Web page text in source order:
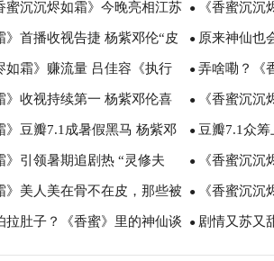
先知!
蜜沉沉烬如霜》今晚亮相江苏 ● 《香蜜沉
告相爱相杀
》首播收视告捷 杨紫邓伦“皮 ● 原来神仙也
太好玩了！
如霜》赚流量 吕佳容《执行 ● 弄啥嘞？《
方言6到飞起
》收视持续第一 杨紫邓伦喜 ● 《香蜜沉
pick一下
》豆瓣7.1成暑假黑马 杨紫邓 ● 豆瓣7.1众
烬如霜》比
》引领暑期追剧热 “灵修夫 ● 《香蜜沉
邓伦：她不是
》美人美在骨不在皮，那些被 ● 《香蜜沉
本”之后情路
拉肚子？《香蜜》里的神仙谈 ● 剧情又苏又
电视剧是什么